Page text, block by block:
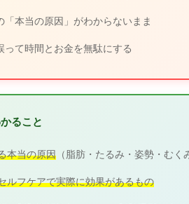
「本当の原因」がわからないまま
って時間とお金を無駄にする
ること
本当の原因 （脂肪・たるみ・姿勢・むく
ルフケアで実際に効果があるもの